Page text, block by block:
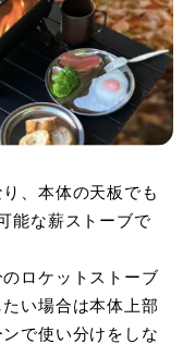
、本体の天板でも
能な薪ストーブで
ロケットストーブ
い場合は本体上部
で使い分けをしな